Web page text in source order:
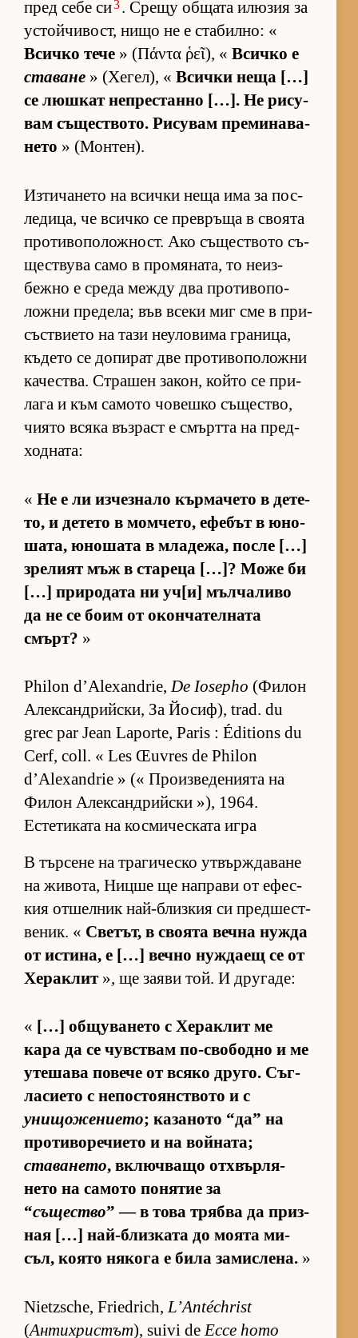
пред себе си3. Срещу об­щата илю­зия за
ус­той­чи­вост, нищо не е ста­бил­но: «
Всичко тече » (Πάντα ῥεῖ), « Всичко е
ставане » (Хе­гел), « Всички неща […]
се люш­кат неп­рес­танно […]. Не ри­су­
вам съ­щес­т­во­то. Ри­су­вам пре­ми­на­ва­
нето » (Мон­тен).
Из­ти­ча­нето на всички неща има за пос­
ле­ди­ца, че всичко се прев­ръща в сво­ята
про­ти­во­по­лож­ност. Ако съ­щес­т­вото съ­
щес­т­вува само в про­мя­на­та, то не­из­
бежно е среда между два про­ти­во­по­
ложни пре­де­ла; във всеки миг сме в при­
със­т­ви­ето на тази не­у­ло­вима гра­ни­ца,
къ­дето се до­пи­рат две про­ти­во­по­ложни
ка­чес­т­ва. Стра­шен за­кон, който се при­
лага и към са­мото чо­вешко съ­щес­т­во,
чи­ято всяка въз­раст е смъртта на пред­
ход­на­та:
« Не е ли из­чез­нало кър­ма­чето в де­те­
то, и де­тето в мом­че­то, ефе­бът в юно­
ша­та, юно­шата в мла­де­жа, после […]
зре­лият мъж в ста­реца […]? Може би
[…] при­ро­дата ни уч­[и] мъл­ча­ливо
да не се боим от окон­ча­тел­ната
смърт? »
Philon d’Alexandrie,De Iosepho (Фи­лон
Алек­сан­д­рийс­ки, За Йо­сиф), trad. du
grec par Jean Laporte, Paris : Éditions du
Cerf, coll. « Les Œuvres de Philon
d’Alexandrie » (« Про­из­ве­де­ни­ята на
Фи­лон Алек­сан­д­рийски »), 1964.
Естетиката на космическата игра
В тър­сене на тра­ги­ческо ут­вър­ж­да­ване
на жи­во­та, Ницше ще нап­рави от ефес­
кия от­шел­ник най-близ­кия си пред­шес­т­
ве­ник. « Све­тът, в сво­ята вечна нужда
от ис­ти­на, е […] вечно нуж­даещ се от
Хе­рак­лит », ще за­яви той. И дру­га­де:
« […] об­щу­ва­нето с Хе­рак­лит ме
кара да се чув­с­т­вам по-сво­бодно и ме
уте­шава по­вече от всяко дру­го. Съг­
ла­си­ето с не­пос­то­ян­с­т­вото и с
унищожението; ка­за­ното “да” на
про­ти­во­ре­чи­ето и на вой­на­та;
ставането, включ­ващо от­х­вър­ля­
нето на са­мото по­ня­тие за
“същество” — в това трябва да приз­
ная […] най-близ­ката до мо­ята ми­
съл, ко­ято ня­кога е била за­мис­ле­на. »
Nietzsche, Friedrich,L’Antéchrist
(Антихристът), suivi deEcce homo